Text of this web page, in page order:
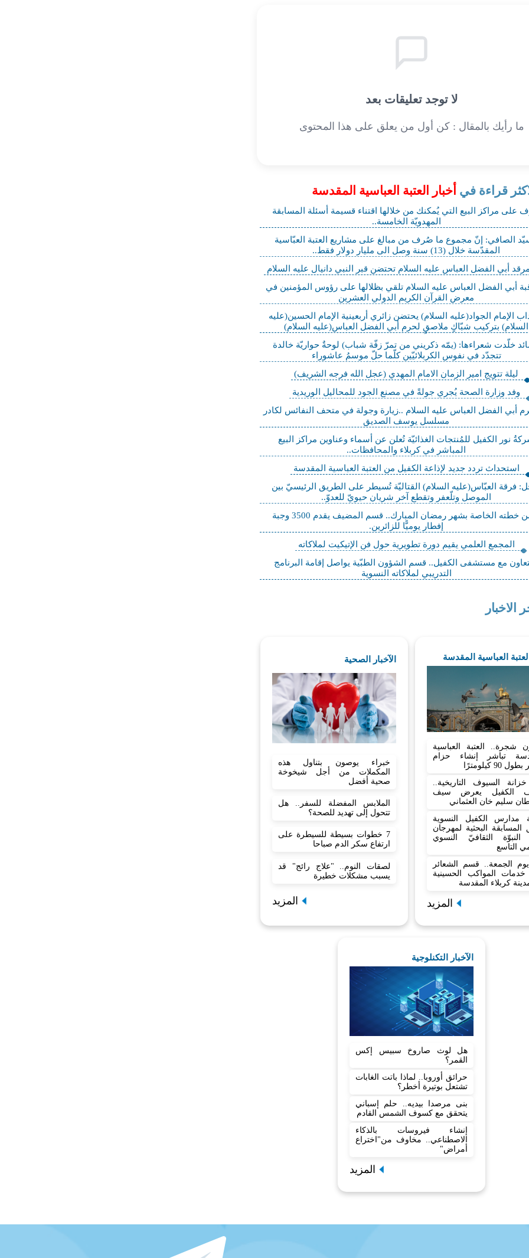
لا توجد تعليقات بعد
ما رأيك بالمقال : كن أول من يعلق على هذا المحتوى
قراءة في أخبار العتبة العباسية المقدسة
على مراكز البيع التي يُمكنك من خلالها اقتناء قسيمة أسئلة المسابقة
المهدويّة الخامسة..
الصافي: إنّ مجموع ما صُرف من مبالغ على مشاريع العتبة العبّاسية
المقدّسة خلال (13) سنة وصل الى مليار دولار فقط..
مرقد أبي الفضل العباس عليه السلام تحتضن قبر النبي دانيال عليه السلام
أبي الفضل العباس عليه السلام تلقي بظلالها على رؤوس المؤمنين في
معرض القرآن الكريم الدولي العشرين
الإمام الجواد(عليه السلام) يحتضن زائري أربعينية الإمام الحسين(عليه
السلام) بتركيب شبّاكٍ ملاصقٍ لحرم أبي الفضل العباس(عليه السلام)
خلّدت شعراءها: (يمّه ذكريني من تمرّ زفّة شباب) لوحةٌ حواريّة خالدة
تتجدّد في نفوس الكربلائيّين كلّما حلّ موسمُ عاشوراء
ليلة تتويج امير الزمان الامام المهدي (عجل الله فرجه الشريف)
وفد وزارة الصحة يُجري جولةً في مصنع الجود للمحاليل الوريدية
أبي الفضل العباس عليه السلام ..زيارة وجولة في متحف النفائس لكادر
مسلسل يوسف الصديق
نور الكفيل للمُنتجات الغذائيّة تُعلن عن أسماء وعناوين مراكز البيع
المباشر في كربلاء والمحافظات..
استحداث تردد جديد لإذاعة الكفيل من العتبة العباسية المقدسة
فرقة العبّاس(عليه السلام) القتاليّة تُسيطر على الطريق الرئيسيّ بين
الموصل وتلّعفر وتقطع آخر شريان حيويّ للعدوّ..
ضمن خطته الخاصة بشهر رمضان المبارك.. قسم المضيف يقدم 3500 وجبة
إفطار يوميًّا للزائرين.
المجمع العلمي يقيم دورة تطويرية حول فن الإتيكيت لملاكاته
مع مستشفى الكفيل.. قسم الشؤون الطبّية يواصل إقامة البرنامج
التدريبي لملاكاته النسوية
الاخبار
العباسية المقدسة
شجرة.. العتبة العباسية
تباشر إنشاء حزام
90 كيلومترًا
السيوف التاريخية..
الكفيل يعرض سيف
سليم خان العثماني
مدارس الكفيل النسوية
المسابقة البحثية لمهرجان
الثقافيّ النسوي
التاسع
الجمعة.. قسم الشعائر
خدمات المواكب الحسينية
كربلاء المقدسة
المزيد
الآخبار الصحية
خبراء يوصون بتناول هذه
المكملات من أجل شيخوخة
صحية أفضل
الملابس المفضلة للسفر.. هل
تتحول إلى تهديد للصحة؟
7 خطوات بسيطة للسيطرة على
ارتفاع سكر الدم صباحا
لصقات النوم.. "علاج رائج" قد
يسبب مشكلات خطيرة
المزيد
الآخبار التكنلوجية
هل لوث صاروخ سبيس إكس
القمر؟
حرائق أوروبا.. لماذا باتت الغابات
تشتعل بوتيرة أخطر؟
بنى مرصدا بيديه.. حلم إسباني
يتحقق مع كسوف الشمس القادم
إنشاء فيروسات بالذكاء
الاصطناعي.. مخاوف من"اختراع
أمراض"
المزيد